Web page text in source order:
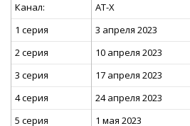
Канал:
AT-X
1 серия
3 апреля 2023
2 серия
10 апреля 2023
3 серия
17 апреля 2023
4 серия
24 апреля 2023
5 серия
1 мая 2023